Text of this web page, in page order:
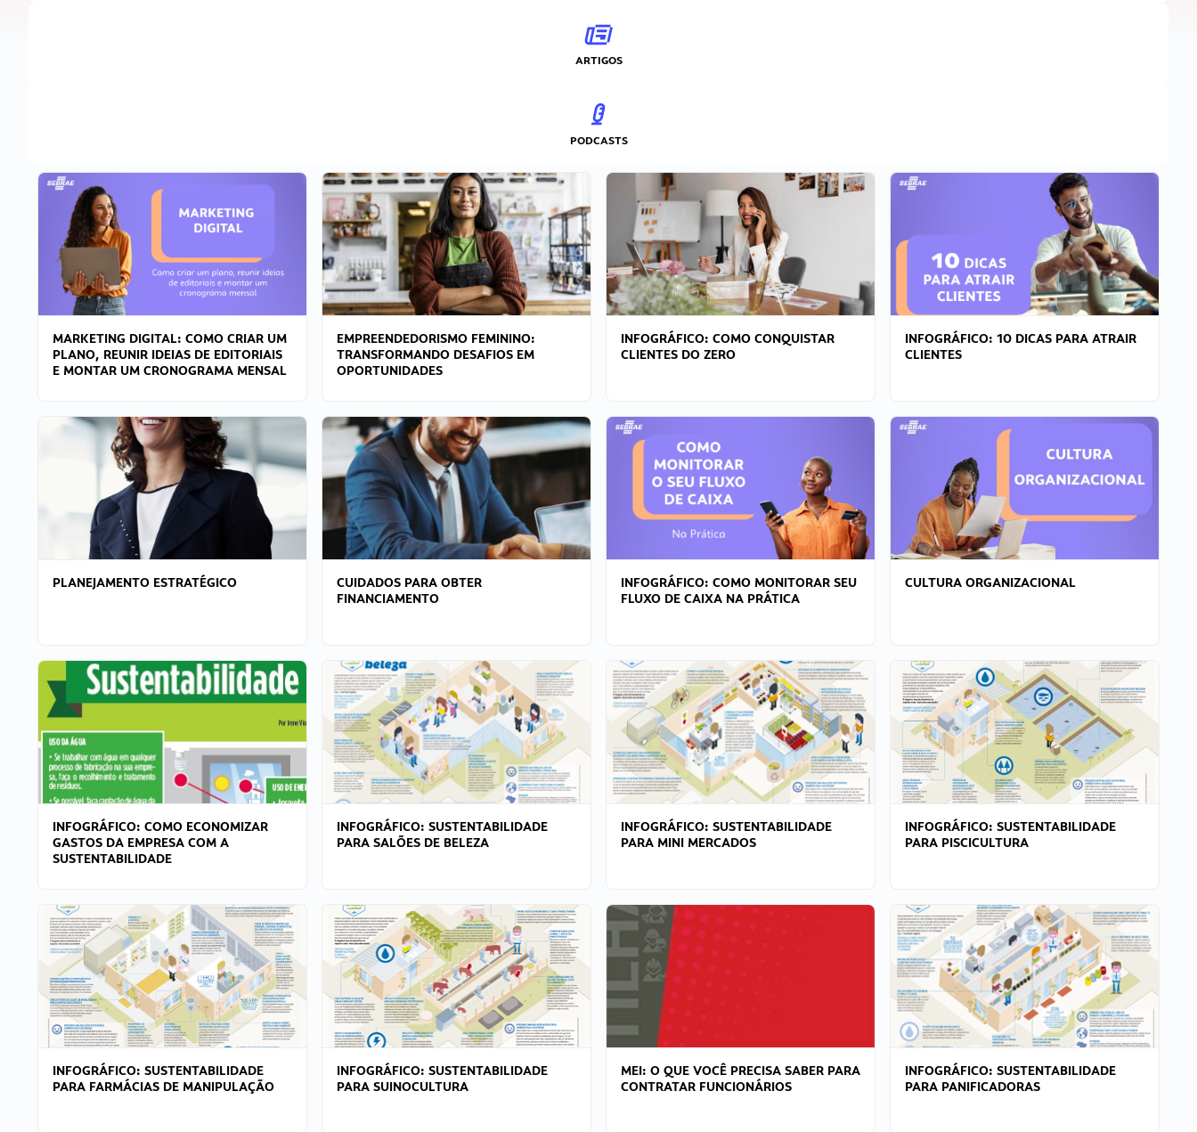
ARTIGOS
PODCASTS
MARKETING DIGITAL: COMO CRIAR UM
PLANO, REUNIR IDEIAS DE EDITORIAIS
E MONTAR UM CRONOGRAMA MENSAL
EMPREENDEDORISMO FEMININO:
TRANSFORMANDO DESAFIOS EM
OPORTUNIDADES
INFOGRÁFICO: COMO CONQUISTAR
CLIENTES DO ZERO
INFOGRÁFICO: 10 DICAS PARA ATRAIR
CLIENTES
PLANEJAMENTO ESTRATÉGICO
CUIDADOS PARA OBTER
FINANCIAMENTO
INFOGRÁFICO: COMO MONITORAR SEU
FLUXO DE CAIXA NA PRÁTICA
CULTURA ORGANIZACIONAL
INFOGRÁFICO: COMO ECONOMIZAR
GASTOS DA EMPRESA COM A
SUSTENTABILIDADE
INFOGRÁFICO: SUSTENTABILIDADE
PARA SALÕES DE BELEZA
INFOGRÁFICO: SUSTENTABILIDADE
PARA MINI MERCADOS
INFOGRÁFICO: SUSTENTABILIDADE
PARA PISCICULTURA
INFOGRÁFICO: SUSTENTABILIDADE
PARA FARMÁCIAS DE MANIPULAÇÃO
INFOGRÁFICO: SUSTENTABILIDADE
PARA SUINOCULTURA
MEI: O QUE VOCÊ PRECISA SABER PARA
CONTRATAR FUNCIONÁRIOS
INFOGRÁFICO: SUSTENTABILIDADE
PARA PANIFICADORAS